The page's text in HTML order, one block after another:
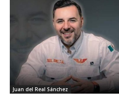
Juan del Real Sánchez